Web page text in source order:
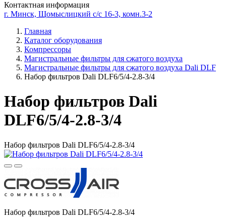
Контактная информация
г. Минск, Щомыслицкий с/с 16-3, комн.3-2
Главная
Каталог оборудования
Компрессоры
Магистральные фильтры для сжатого воздуха
Магистральные фильтры для сжатого воздуха Dali DLF
Набор фильтров Dali DLF6/5/4-2.8-3/4
Набор фильтров Dali
DLF6/5/4-2.8-3/4
Набор фильтров Dali DLF6/5/4-2.8-3/4
Набор фильтров Dali DLF6/5/4-2.8-3/4